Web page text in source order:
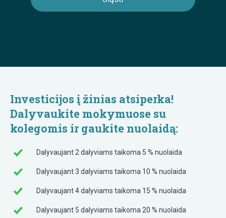
Investicijos į žinias atsiperka!
Dalyvaukite mokymuose su
kolegomis ir gaukite nuolaidą:
Dalyvaujant 2 dalyviams taikoma 5 % nuolaida
Dalyvaujant 3 dalyviams taikoma 10 % nuolaida
Dalyvaujant 4 dalyviams taikoma 15 % nuolaida
Dalyvaujant 5 dalyviams taikoma 20 % nuolaida